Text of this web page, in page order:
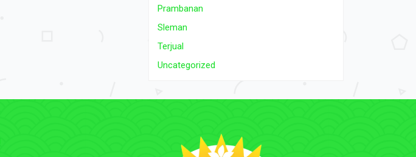
Prambanan
Sleman
Terjual
Uncategorized